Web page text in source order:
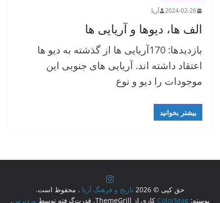
2024-02-26 آریا
الف ها، دیوها و آریایی ها
بازدیدها: 170آریایی ها از گذشته به دیو ها
اعتقاد داشته اند. آریایی های جنوبی این
موجودات را دیو و نوع
بیشتر بخوانید
حق کپی © 2026 تاریخ و فرهنگ آریا . محفوظ است.
پوسته: ColorMag کاری از ThemeGrill. قدرت‌گرفته توسط وردپرس.